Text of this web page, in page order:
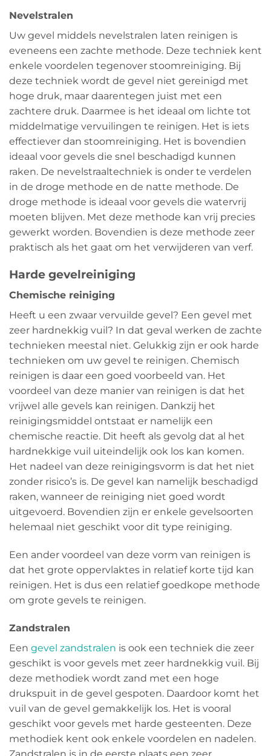
Nevelstralen
Uw gevel middels nevelstralen laten reinigen is
eveneens een zachte methode. Deze techniek kent
enkele voordelen tegenover stoomreiniging. Bij
deze techniek wordt de gevel niet gereinigd met
hoge druk, maar daarentegen juist met een
zachtere druk. Daarmee is het ideaal om lichte tot
middelmatige vervuilingen te reinigen. Het is iets
effectiever dan stoomreiniging. Het is bovendien
ideaal voor gevels die snel beschadigd kunnen
raken. De nevelstraaltechniek is onder te verdelen
in de droge methode en de natte methode. De
droge methode is ideaal voor gevels die watervrij
moeten blijven. Met deze methode kan vrij precies
gewerkt worden. Bovendien is deze methode zeer
praktisch als het gaat om het verwijderen van verf.
Harde gevelreiniging
Chemische reiniging
Heeft u een zwaar vervuilde gevel? Een gevel met
zeer hardnekkig vuil? In dat geval werken de zachte
technieken meestal niet. Gelukkig zijn er ook harde
technieken om uw gevel te reinigen. Chemisch
reinigen is daar een goed voorbeeld van. Het
voordeel van deze manier van reinigen is dat het
vrijwel alle gevels kan reinigen. Dankzij het
reinigingsmiddel ontstaat er namelijk een
chemische reactie. Dit heeft als gevolg dat al het
hardnekkige vuil uiteindelijk ook los kan komen.
Het nadeel van deze reinigingsvorm is dat het niet
zonder risico’s is. De gevel kan namelijk beschadigd
raken, wanneer de reiniging niet goed wordt
uitgevoerd. Bovendien zijn er enkele gevelsoorten
helemaal niet geschikt voor dit type reiniging.
Een ander voordeel van deze vorm van reinigen is
dat het grote oppervlaktes in relatief korte tijd kan
reinigen. Het is dus een relatief goedkope methode
om grote gevels te reinigen.
Zandstralen
Een gevel zandstralen is ook een techniek die zeer
geschikt is voor gevels met zeer hardnekkig vuil. Bij
deze methodiek wordt zand met een hoge
drukspuit in de gevel gespoten. Daardoor komt het
vuil van de gevel gemakkelijk los. Het is vooral
geschikt voor gevels met harde gesteenten. Deze
methodiek kent ook enkele voordelen en nadelen.
Zandstralen is in de eerste plaats een zeer